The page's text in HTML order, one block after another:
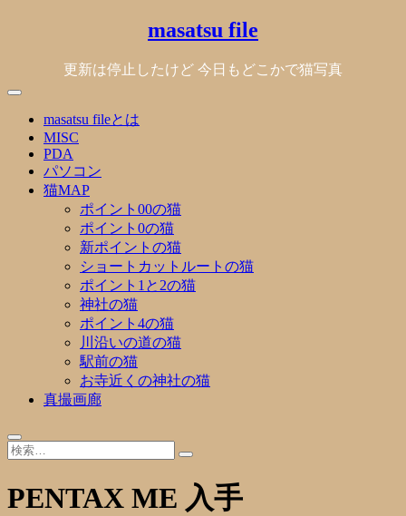
masatsu file
更新は停止したけど 今日もどこかで猫写真
masatsu fileとは
MISC
PDA
パソコン
猫MAP
ポイント00の猫
ポイント0の猫
新ポイントの猫
ショートカットルートの猫
ポイント1と2の猫
神社の猫
ポイント4の猫
川沿いの道の猫
駅前の猫
お寺近くの神社の猫
真撮画廊
PENTAX ME 入手